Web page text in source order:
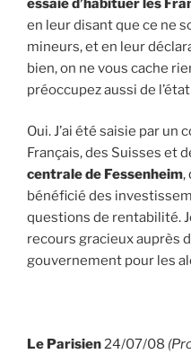
en leur disant que ce ne
mineurs, et en leur
bien, on ne vous cache
préoccupez aussi de
Oui. J’ai été saisie par
Français, des Suisses et
centrale de Fessenheim,
bénéficié des
questions de rentabilité.
recours gracieux auprès
gouvernement pour les
Le Parisien24/07/08